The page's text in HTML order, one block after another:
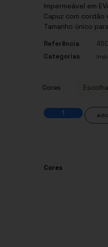
Impermeável em
Capuz com
Tamanho único
Referência
Categorias
Cores
Cores